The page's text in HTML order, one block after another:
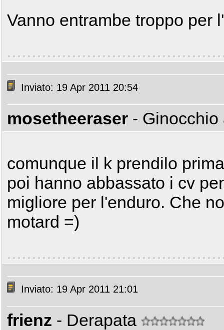
Vanno entrambe troppo per
Inviato: 19 Apr 2011 20:54
mosetheeraser -
comunque il k prendilo
poi hanno abbassato i cv
migliore per l'enduro. Che
motard =)
Inviato: 19 Apr 2011 21:01
frienz - Derapata